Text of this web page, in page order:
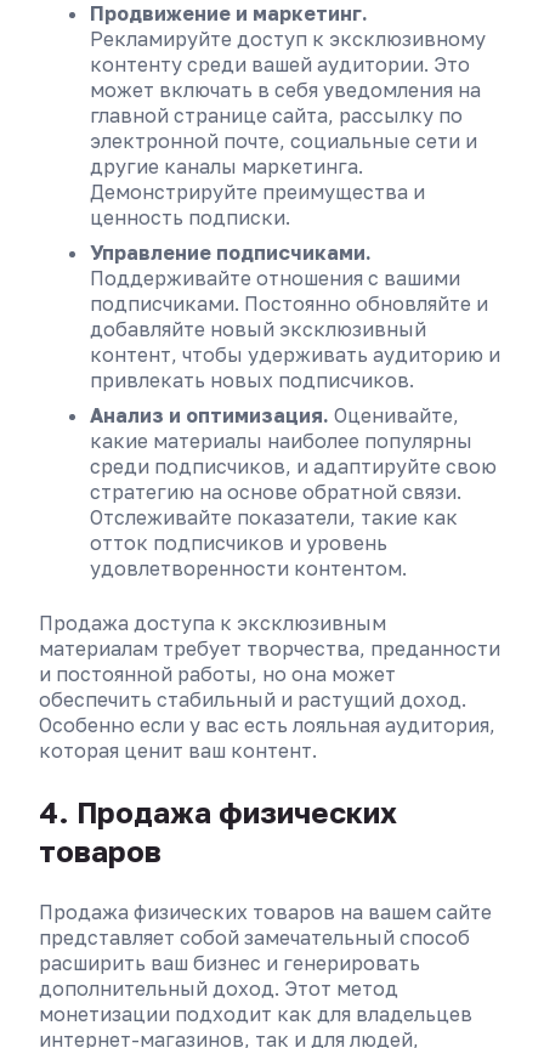
Продвижение и маркетинг.
Рекламируйте доступ к эксклюзивному
контенту среди вашей аудитории. Это
может включать в себя уведомления на
главной странице сайта, рассылку по
электронной почте, социальные сети и
другие каналы маркетинга.
Демонстрируйте преимущества и
ценность подписки.
Управление подписчиками.
Поддерживайте отношения с вашими
подписчиками. Постоянно обновляйте и
добавляйте новый эксклюзивный
контент, чтобы удерживать аудиторию и
привлекать новых подписчиков.
Анализ и оптимизация. Оценивайте,
какие материалы наиболее популярны
среди подписчиков, и адаптируйте свою
стратегию на основе обратной связи.
Отслеживайте показатели, такие как
отток подписчиков и уровень
удовлетворенности контентом.
Продажа доступа к эксклюзивным
материалам требует творчества, преданности
и постоянной работы, но она может
обеспечить стабильный и растущий доход.
Особенно если у вас есть лояльная аудитория,
которая ценит ваш контент.
4. Продажа физических
товаров
Продажа физических товаров на вашем сайте
представляет собой замечательный способ
расширить ваш бизнес и генерировать
дополнительный доход. Этот метод
монетизации подходит как для владельцев
интернет-магазинов, так и для людей,